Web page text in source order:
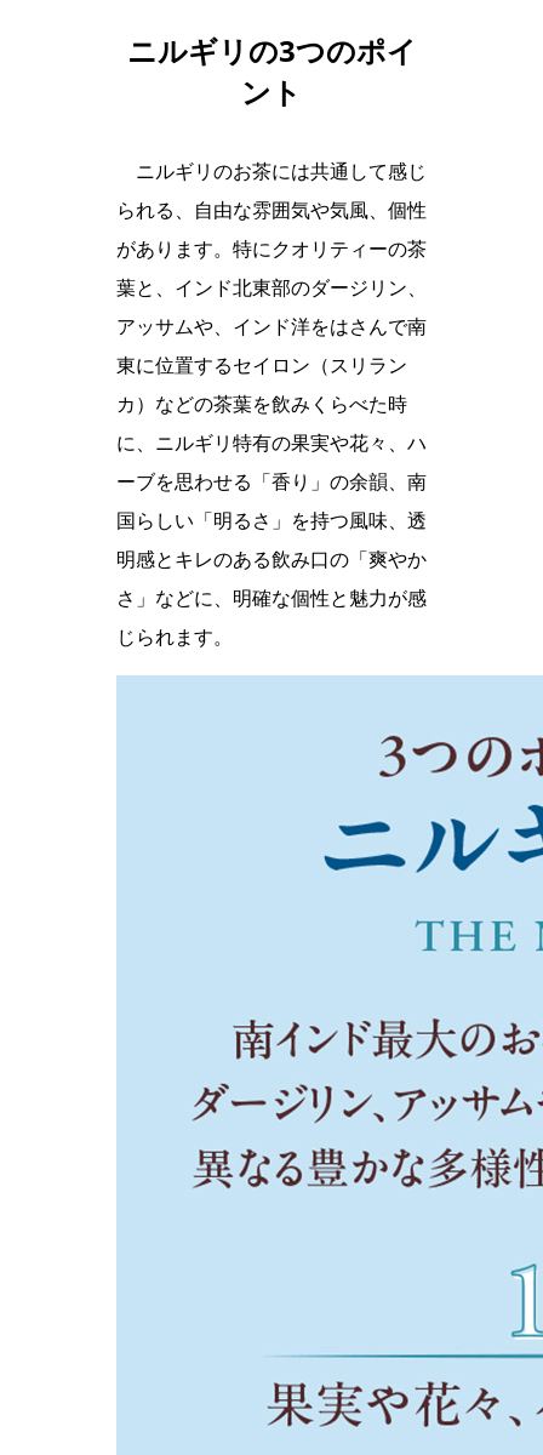
ニルギリの3つのポイ
ント
ニルギリのお茶には共通して感じ
られる、自由な雰囲気や気風、個性
があります。特にクオリティーの茶
葉と、インド北東部のダージリン、
アッサムや、インド洋をはさんで南
東に位置するセイロン（スリラン
カ）などの茶葉を飲みくらべた時
に、ニルギリ特有の果実や花々、ハ
ーブを思わせる「香り」の余韻、南
国らしい「明るさ」を持つ風味、透
明感とキレのある飲み口の「爽やか
さ」などに、明確な個性と魅力が感
じられます。